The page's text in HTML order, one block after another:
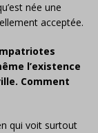
née une
acceptée.
l’existence
Comment
qui voit surtout